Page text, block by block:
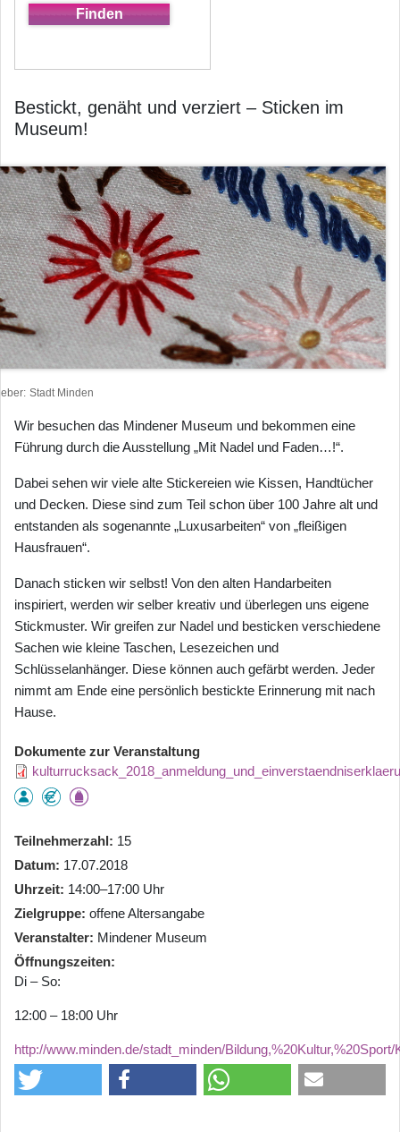
Bestickt, genäht und verziert – Sticken im
Museum!
Stadt Minden
Wir besuchen das Mindener Museum und bekommen eine
Führung durch die Ausstellung „Mit Nadel und Faden…!“.
Dabei sehen wir viele alte Stickereien wie Kissen, Handtücher
und Decken. Diese sind zum Teil schon über 100 Jahre alt und
entstanden als sogenannte „Luxusarbeiten“ von „fleißigen
Hausfrauen“.
Danach sticken wir selbst! Von den alten Handarbeiten
inspiriert, werden wir selber kreativ und überlegen uns eigene
Stickmuster. Wir greifen zur Nadel und besticken verschiedene
Sachen wie kleine Taschen, Lesezeichen und
Schlüsselanhänger. Diese können auch gefärbt werden. Jeder
nimmt am Ende eine persönlich bestickte Erinnerung mit nach
Hause.
Dokumente zur Veranstaltung
Teilnehmerzahl
15
Datum 17.07.2018
Uhrzeit 14:00–17:00 Uhr
Zielgruppe offene Altersangabe
Veranstalter Mindener Museum
Öffnungszeiten
Di – So:
12:00 – 18:00 Uhr
http://www.minden.de/stadt_minden/